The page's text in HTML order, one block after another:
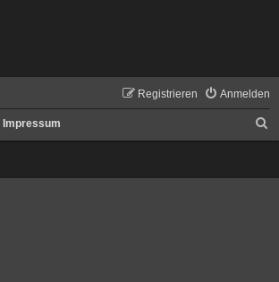
Anmelden
Registrieren
Impressum